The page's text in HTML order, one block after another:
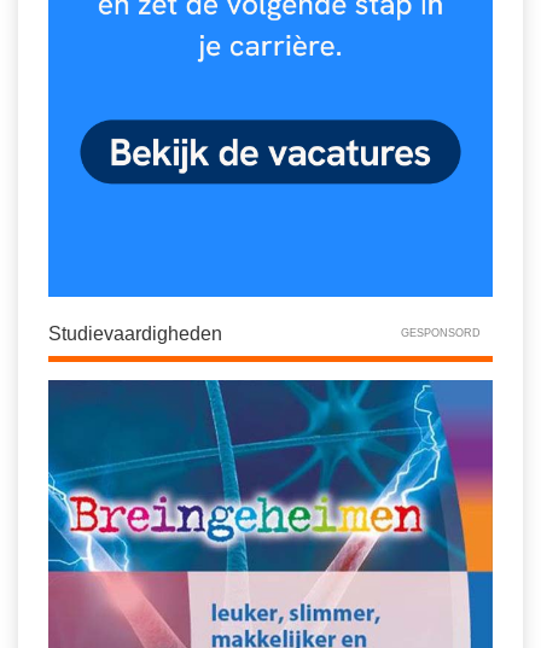
Studievaardigheden GESPONSORD